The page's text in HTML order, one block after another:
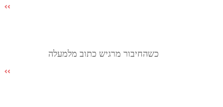
כשהחיבור מרגיש כתוב מלמעלה